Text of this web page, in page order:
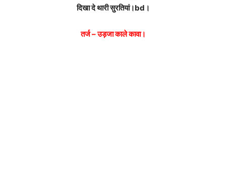
दिखा दे थारी सुरतियां।bd।
तर्ज – उड़जा काले कावा।